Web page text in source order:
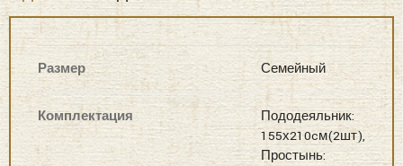
Размер Семейный
Комплектация
Пододеяльник:
155х210cм(2шт),
Простынь: